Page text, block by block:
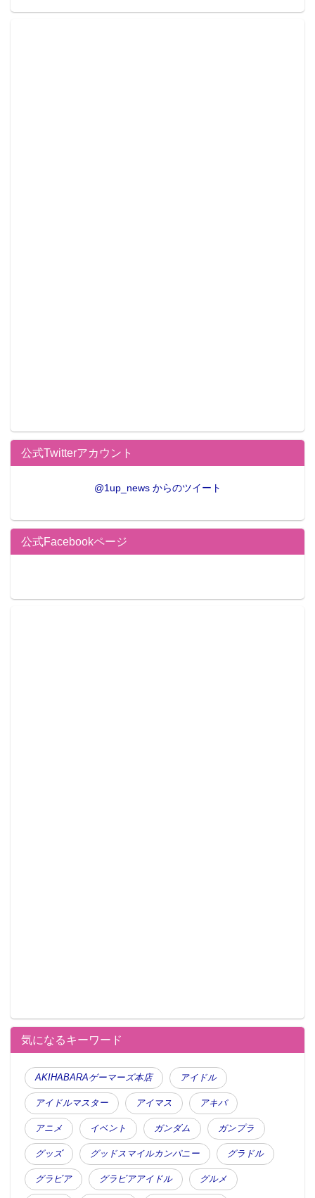
公式Twitterアカウント
@1up_news からのツイート
公式Facebookページ
気になるキーワード
AKIHABARAゲーマーズ本店 アイドル
アイドルマスター アイマス アキバ
アニメ イベント ガンダム ガンプラ
グッズ グッドスマイルカンパニー グラドル
グラビア グラビアアイドル グルメ